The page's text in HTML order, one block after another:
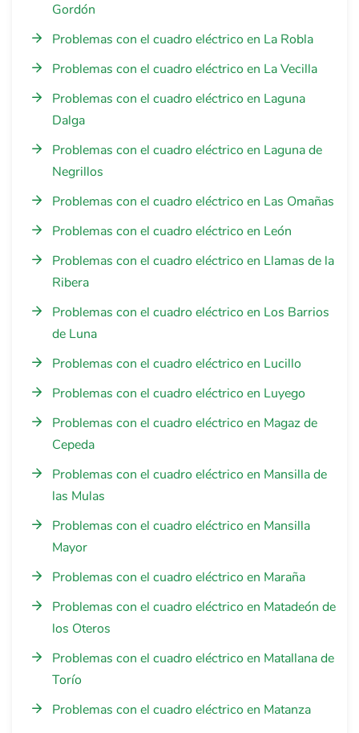
Gordón
Problemas con el cuadro eléctrico en La Robla
Problemas con el cuadro eléctrico en La Vecilla
Problemas con el cuadro eléctrico en Laguna
Dalga
Problemas con el cuadro eléctrico en Laguna de
Negrillos
Problemas con el cuadro eléctrico en Las Omañas
Problemas con el cuadro eléctrico en León
Problemas con el cuadro eléctrico en Llamas de la
Ribera
Problemas con el cuadro eléctrico en Los Barrios
de Luna
Problemas con el cuadro eléctrico en Lucillo
Problemas con el cuadro eléctrico en Luyego
Problemas con el cuadro eléctrico en Magaz de
Cepeda
Problemas con el cuadro eléctrico en Mansilla de
las Mulas
Problemas con el cuadro eléctrico en Mansilla
Mayor
Problemas con el cuadro eléctrico en Maraña
Problemas con el cuadro eléctrico en Matadeón de
los Oteros
Problemas con el cuadro eléctrico en Matallana de
Torío
Problemas con el cuadro eléctrico en Matanza